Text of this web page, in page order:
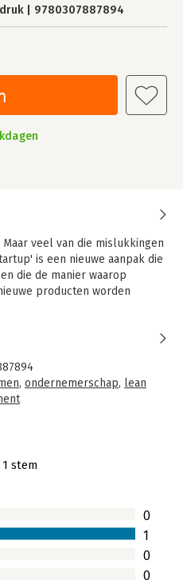
9780307887894
veel van die mislukkingen
is een nieuwe aanpak die
die de manier waarop
producten worden
, ondernemerschap, lean
management
1 stem
0
1
0
0